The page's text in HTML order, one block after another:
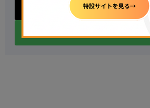
Xアカウントをフォロー